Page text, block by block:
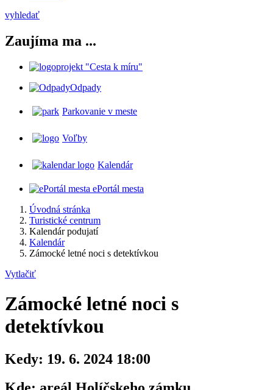
vyhledať
Zaujíma ma ...
projekt "Cesta k míru"
Odpady
Parkovanie v meste
Voľby
Kalendár
ePortál mesta
Úvodná stránka
Turistické centrum
Kalendár podujatí
Kalendár
Zámocké letné noci s detektívkou
Vytlačiť
Zámocké letné noci s
detektívkou
Kedy: 19. 6. 2024 18:00